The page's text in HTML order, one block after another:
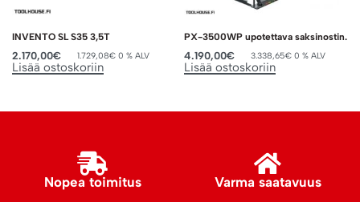
INVENTO SL S35 3,5T
2.170,00€ 1.729,08€ 0 % ALV
Lisää ostoskoriin
PX-3500WP upotettava saksinostin.
4.190,00€ 3.338,65€ 0 % ALV
Lisää ostoskoriin
Nopea toimitus Varma saatavuus